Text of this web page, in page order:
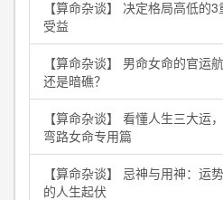
【算命杂谈】 决定格局高低的
受益
【算命杂谈】 男命女命的官运
还是暗礁？
【算命杂谈】 看懂人生三大运
弯路女命专用篇
【算命杂谈】 忌神与用神：运
的人生起伏